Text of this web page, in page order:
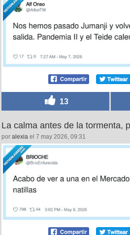
13
La calma antes de la tormenta,
por alexia el 7 may 2026, 09:31